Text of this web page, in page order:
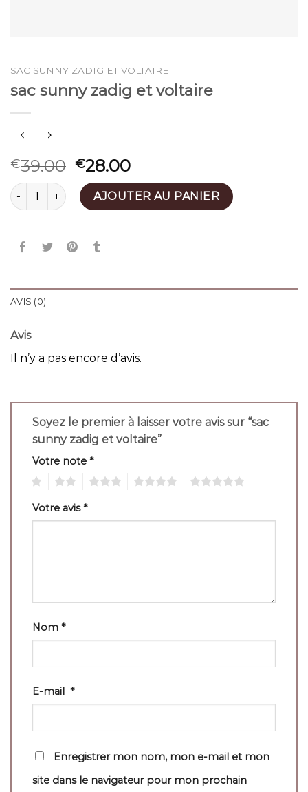
SAC SUNNY ZADIG ET VOLTAIRE
sac sunny zadig et voltaire
€39.00 €28.00
quantité de sac sunny zadig et voltaire
AJOUTER AU PANIER
AVIS (0)
Avis
Il n’y a pas encore d’avis.
Soyez le premier à laisser votre avis sur “sac
sunny zadig et voltaire”
Votre note *
Votre avis*
Nom *
E-mail *
Enregistrer mon nom, mon e-mail et mon
site dans le navigateur pour mon prochain